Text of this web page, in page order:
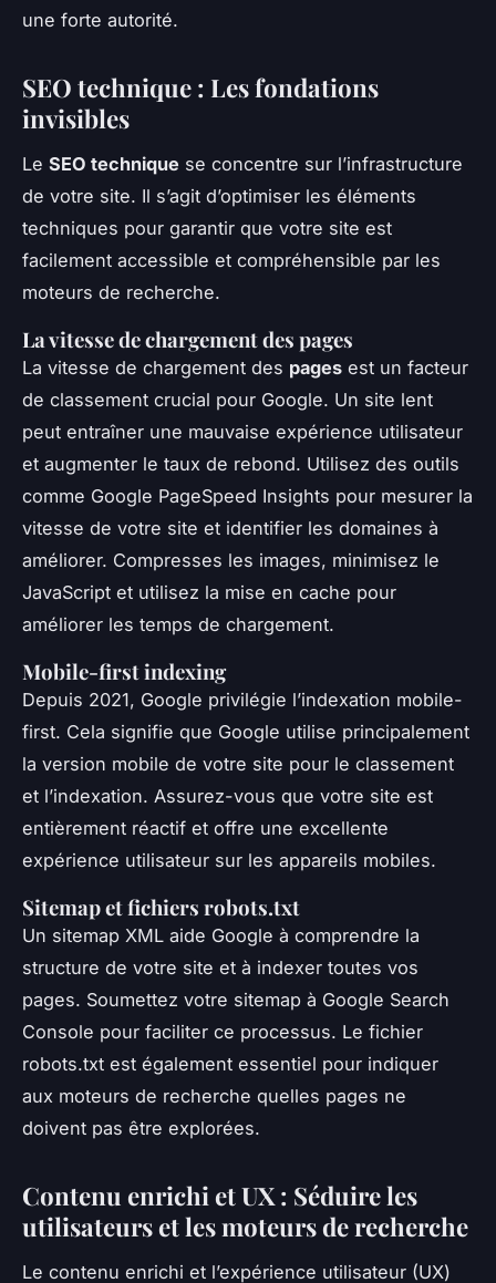
une forte autorité.
SEO technique : Les fondations
invisibles
Le SEO technique se concentre sur l’infrastructure
de votre site. Il s’agit d’optimiser les éléments
techniques pour garantir que votre site est
facilement accessible et compréhensible par les
moteurs de recherche.
La vitesse de chargement des pages
La vitesse de chargement des pages est un facteur
de classement crucial pour Google. Un site lent
peut entraîner une mauvaise expérience utilisateur
et augmenter le taux de rebond. Utilisez des outils
comme Google PageSpeed Insights pour mesurer la
vitesse de votre site et identifier les domaines à
améliorer. Compresses les images, minimisez le
JavaScript et utilisez la mise en cache pour
améliorer les temps de chargement.
Mobile-first indexing
Depuis 2021, Google privilégie l’indexation mobile-
first. Cela signifie que Google utilise principalement
la version mobile de votre site pour le classement
et l’indexation. Assurez-vous que votre site est
entièrement réactif et offre une excellente
expérience utilisateur sur les appareils mobiles.
Sitemap et fichiers robots.txt
Un sitemap XML aide Google à comprendre la
structure de votre site et à indexer toutes vos
pages. Soumettez votre sitemap à Google Search
Console pour faciliter ce processus. Le fichier
robots.txt est également essentiel pour indiquer
aux moteurs de recherche quelles pages ne
doivent pas être explorées.
Contenu enrichi et UX : Séduire les
utilisateurs et les moteurs de recherche
Le contenu enrichi et l’expérience utilisateur (UX)